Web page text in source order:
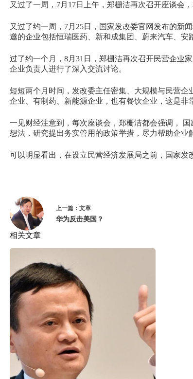
又过了一周，7月17日上午，郑栅洁再次召开座谈会
又过了约一周，7月25日，国家发改委官网发布的新
邀的企业包括恒瑞医药、新和成集团、蔚来汽车、安
过了约一个月，8月31日，郑栅洁再次召开民营企业
企业负责人进行了深入交流讨论。
短短两个月时间，发改委主任密集、大规模与民营
企业、有制药、新能源企业，也有餐饮企业，这是非
一见财经注意到，每次座谈会，郑栅洁都会强调，
想法，研究提出务实管用的政策举措，尽力帮助企业
可以明显看出，在设立民营经济发展局之前，国家发
上一篇： 文章
华为反击美国？
相关文章